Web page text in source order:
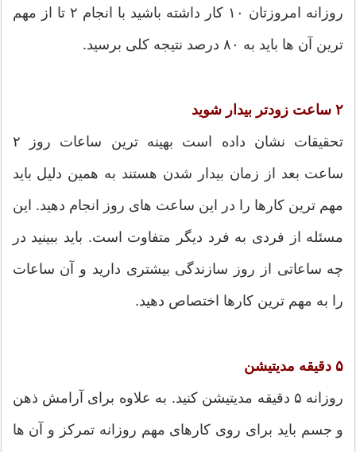
روزانه امروزتان ۱۰ کار داشته باشید با انجام ۲ تا از مهم
ترین آن ها باید به ۸۰ درصد نتیجه کلی برسید.
۲ ساعت زودتر بیدار شوید
تحقیقات نشان داده است بهینه ترین ساعات روز ۲
ساعت بعد از زمان بیدار شدن هستند به همین دلیل باید
مهم ترین کارها را در این ساعت های روز انجام دهید. این
مسئله از فردی به فرد دیگر متفاوت است. باید ببینید در
چه ساعاتی از روز سازندگی بیشتری دارید و آن ساعات
را به مهم ترین کارها اختصاص دهید.
۵ دقیقه مدیتیشن
روزانه ۵ دقیقه مدیتیشن کنید. به علاوه برای آرامش ذهن
و جسم باید برای روی کارهای مهم روزانه تمرکز و آن ها